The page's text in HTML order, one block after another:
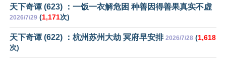
天下奇谭 (623) ：一饭一衣解危困 种善因得善果真实不虚
2026/7/29 (1,171次)
天下奇谭 (622) ：杭州苏州大劫 冥府早安排 2026/7/28 (1,618
次)